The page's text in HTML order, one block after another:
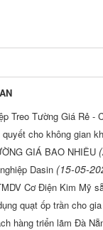
Treo Tường Giá Rẻ -
cho không gian
GIÁ BAO NHIÊU
Dasin (15-05-
Cơ Điện Kim Mỹ
quạt ốp trần cho
hàng triển lãm Đà